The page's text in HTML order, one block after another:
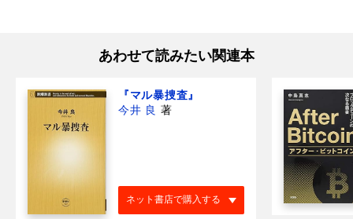
あわせて読みたい関連本
『マル暴捜査』
今井 良 著
ネット書店で購入する